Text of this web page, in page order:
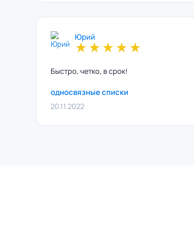
Юрий
★★★★★
Быстро, четко, в срок!
односвязные списки
20.11.2022